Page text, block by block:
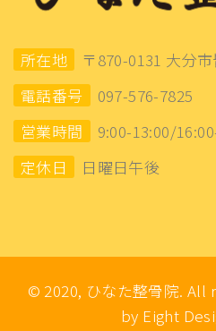
所在地
〒870-0131 大分
電話番号
097-576-7825
営業時間
9:00-13:00/
定休日
日曜日午後
© 2020, ひなた整骨院.
by Eight